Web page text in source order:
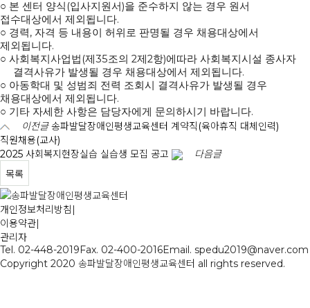
○ 본 센터 양식 (입사지원서)을 준수하지 않는 경우 원서
접수대상에서 제외됩니다.
○ 경력, 자격 등 내용이 허위로 판명될 경우 채용대상에서
제외됩니다.
○ 사회복지사업법 (제35조의 2제2항)에따라 사회복지시설 종사자
결격사유가 발생될 경우 채용대상에서 제외됩니다.
○ 아동학대 및 성범죄 전력 조회시 결격사유가 발생될 경우
채용대상에서 제외됩니다.
○ 기타 자세한 사항은 담당자에게 문의하시기 바랍니다.
이전글 송파발달장애인평생교육센터 계약직(육아휴직 대체인력)
직원채용(교사)
2025 사회복지현장실습 실습생 모집 공고
다음글
목록
개인정보처리방침 |
이용약관|
관리자
Tel. 02-448-2019Fax. 02-400-2016Email. spedu2019@naver.com
Copyright 2020 송파발달장애인평생교육센터 all rights reserved.